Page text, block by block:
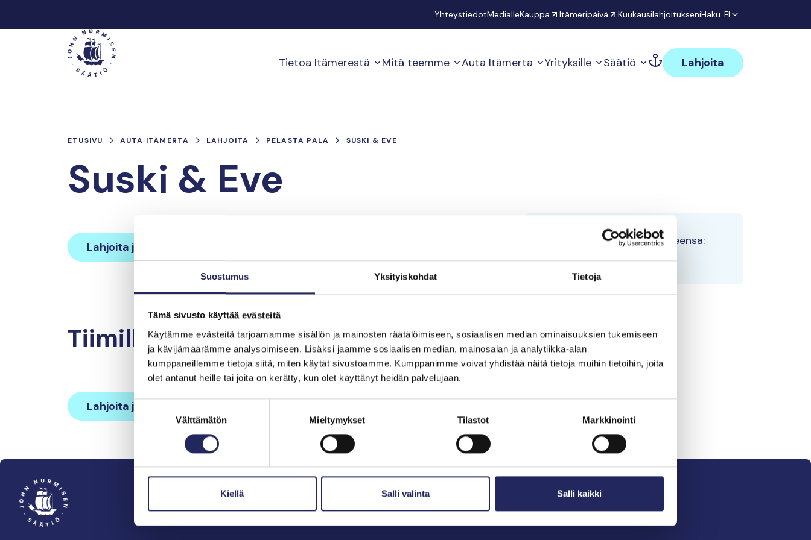
Suostumus Yksityiskohdat Tietoja
Tämä sivusto käyttää evästeitä
Käytämme evästeitä tarjoamamme sisällön ja mainosten räätälöimiseen, sosiaalisen median ominaisuuksien tukemiseen
ja kävijämäärämme analysoimiseen. Lisäksi jaamme sosiaalisen median, mainosalan ja analytiikka-alan
kumppaneillemme tietoja siitä, miten käytät sivustoamme. Kumppanimme voivat yhdistää näitä tietoja muihin tietoihin, joita
olet antanut heille tai joita on kerätty, kun olet käyttänyt heidän palvelujaan.
Suostumuksen
valinta
Välttämätön Mieltymykset Tilastot Markkinointi
Kiellä Salli valinta Salli kaikki
YhteystiedotMedialleKauppa Itämeripäivä KuukausilahjoitukseniHaku FI
Päävalikko Tietoa Itämerestä Mitä teemme Auta Itämerta Yrityksille Säätiö Lahjoita
ETUSIVU AUTA ITÄMERTA LAHJOITA PELASTA PALA SUSKI & EVE
Suski & Eve
Lahjoita ja liity tähän tiimiin
Tiimin lahjoitukset yhteensä:
0 €
Tiimille tehdyt lahjoitukset
Lahjoita ja liity tähän tiimiin